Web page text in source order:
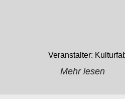
Mehr lesen